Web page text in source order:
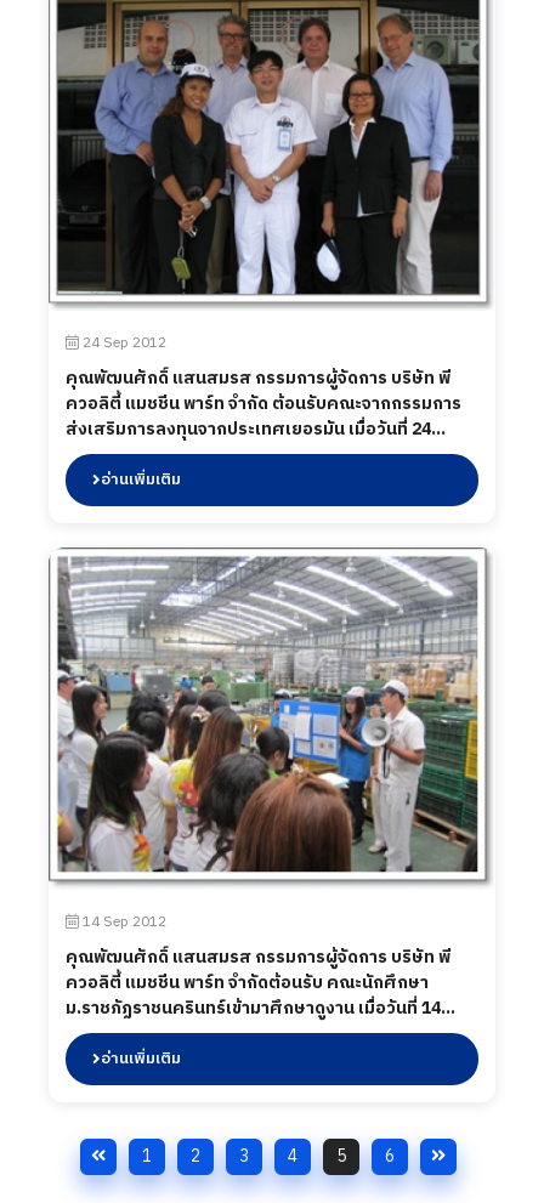
24 Sep 2012
คุณพัฒนศักดิ์ แสนสมรส กรรมการผู้จัดการ บริษัท พี
ควอลิตี้ แมชชีน พาร์ท จำกัด ต้อนรับคณะจากกรรมการ
ส่งเสริมการลงทุนจากประเทศเยอรมัน เมื่อวันที่ 24
กันยายน 2555
อ่านเพิ่มเติม
14 Sep 2012
คุณพัฒนศักดิ์ แสนสมรส กรรมการผู้จัดการ บริษัท พี
ควอลิตี้ แมชชีน พาร์ท จำกัดต้อนรับ คณะนักศึกษา
ม.ราชภัฏราชนครินทร์เข้ามาศึกษาดูงาน เมื่อวันที่ 14
กันยายน 2555
อ่านเพิ่มเติม
1 2 3 4 5 6